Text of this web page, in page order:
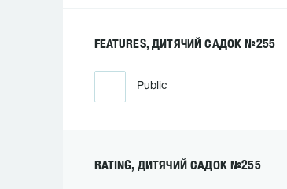
FEATURES, ДИТЯЧИЙ САДОК №255
Public
RATING, ДИТЯЧИЙ САДОК №255